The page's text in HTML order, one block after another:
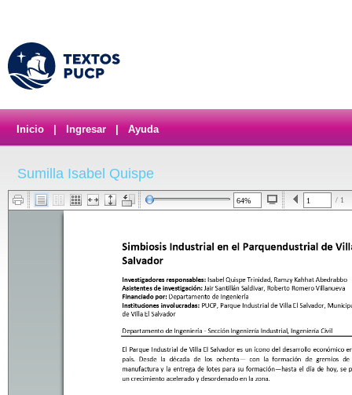
Inicio Ingresar Ayuda
Sumilla Isabel Quispe
/ 1